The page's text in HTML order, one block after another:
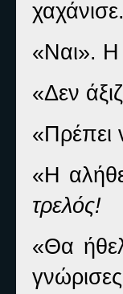
χαχάνισε.
«Ναι». Η
«Δεν
«Πρέπει
«Η
τρελός!
«Θα